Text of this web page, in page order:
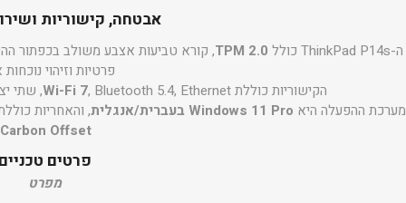
אבטחה, קישוריות
ה-ThinkPad P14s כולל TPM 2.0, קורא טביעות אצבע משולב בכפתור
פרטיות וזיהוי
הקישוריות כוללת
Wi-Fi 7, Bluetooth 5.4, Ethernet, שתי יציאות
מערכת ההפעלה היא Windows 11 Pro בעברית/אנגלית , והאחריות
Carbon Offset
פרטים טכניים
מפרט